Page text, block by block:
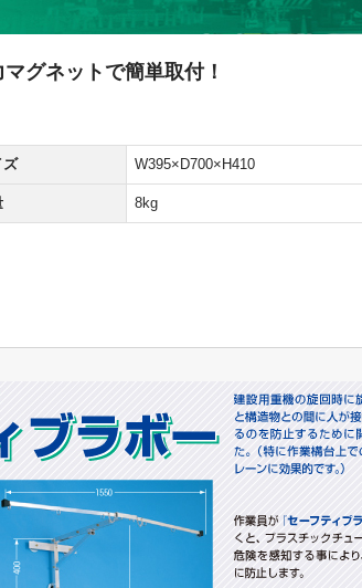
マグネットで簡単取付！
ズ W395×D700×H410
8kg